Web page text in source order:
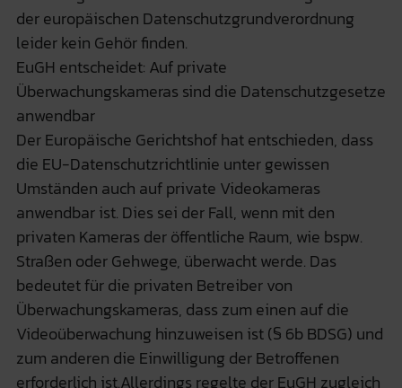
der europäischen Datenschutzgrundverordnung
leider kein Gehör finden.
EuGH entscheidet: Auf private
Überwachungskameras sind die Datenschutzgesetze
anwendbar
Der Europäische Gerichtshof hat entschieden, dass
die EU-Datenschutzrichtlinie unter gewissen
Umständen auch auf private Videokameras
anwendbar ist. Dies sei der Fall, wenn mit den
privaten Kameras der öffentliche Raum, wie bspw.
Straßen oder Gehwege, überwacht werde. Das
bedeutet für die privaten Betreiber von
Überwachungskameras, dass zum einen auf die
Videoüberwachung hinzuweisen ist (§ 6b BDSG) und
zum anderen die Einwilligung der Betroffenen
erforderlich ist.Allerdings regelte der EuGH zugleich